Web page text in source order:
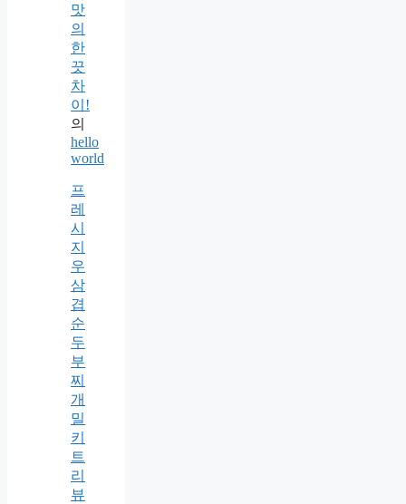
맛
의
한
끗
차
이!
의
hello
world
프
레
시
지
우
삼
겹
순
두
부
찌
개
밀
키
트
리
뷰